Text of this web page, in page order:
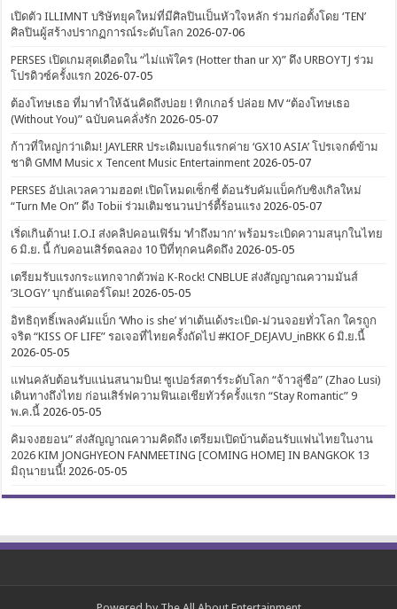
เปิดตัว ILLIMNT บริษัทยุคใหม่ที่มีศิลปินเป็นหัวใจหลัก ร่วมก่อตั้งโดย ‘TEN’
ศิลปินผู้สร้างปรากฏการณ์ระดับโลก 2026-07-06
PERSES เปิดเกมสุดเดือดใน “ไม่แพ้ใคร (Hotter than ur X)” ดึง URBOYTJ ร่วม
โปรดิวซ์ครั้งแรก 2026-07-05
ต้องโทษเธอ ที่มาทำให้ฉันคิดถึงบ่อย ! ทิกเกอร์ ปล่อย MV “ต้องโทษเธอ
(Without You)” ฉบับคนคลั่งรัก 2026-05-07
ก้าวที่ใหญ่กว่าเดิม! JAYLERR ประเดิมเบอร์แรกค่าย ‘GX10 ASIA’ โปรเจกต์ข้าม
ชาติ GMM Music x Tencent Music Entertainment 2026-05-07
PERSES อัปเลเวลความฮอต! เปิดโหมดเซ็กซี่ ต้อนรับคัมแบ็คกับซิงเกิลใหม่
“Turn Me On” ดึง Tobii ร่วมเติมชนวนปาร์ตี้ร้อนแรง 2026-05-07
เริ่ดเกินต้าน! I.O.I ส่งคลิปคอนเฟิร์ม ‘ทำถึงมาก’ พร้อมระเบิดความสนุกในไทย
6 มิ.ย. นี้ กับคอนเสิร์ตฉลอง 10 ปีที่ทุกคนคิดถึง 2026-05-05
เตรียมรับแรงกระแทกจากตัวพ่อ K-Rock! CNBLUE ส่งสัญญาณความมันส์
‘3LOGY’ บุกธันเดอร์โดม! 2026-05-05
อิทธิฤทธิ์เพลงคัมแบ็ก ‘Who is she’ ท่าเต้นเด้งระเบิด-ม่วนจอยทั่วโลก ใครถูก
จริต “KISS OF LIFE” รอเจอที่ไทยครั้งถัดไป #KIOF_DEJAVU_inBKK 6 มิ.ย.นี้
2026-05-05
แฟนคลับต้อนรับแน่นสนามบิน! ซูเปอร์สตาร์ระดับโลก “จ้าวลู่ซือ” (Zhao Lusi)
เดินทางถึงไทย ก่อนเสิร์ฟความฟินเอเชียทัวร์ครั้งแรก “Stay Romantic” 9
พ.ค.นี้ 2026-05-05
คิมจงฮยอน” ส่งสัญญาณความคิดถึง เตรียมเปิดบ้านต้อนรับแฟนไทยในงาน
2026 KIM JONGHYEON FANMEETING [COMING HOME] IN BANGKOK 13
มิถุนายนนี้! 2026-05-05